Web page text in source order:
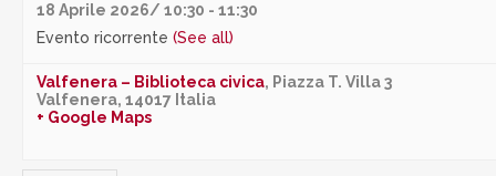
18 Aprile 2026/ 10:30 - 11:30
Evento ricorrente (See all)
Valfenera – Biblioteca civica, Piazza T. Villa 3
Valfenera, 14017 Italia
+ Google Maps